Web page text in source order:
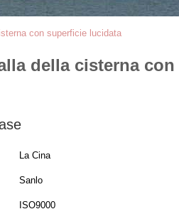
con superficie lucidata
della cisterna
La Cina
Sanlo
ISO9000